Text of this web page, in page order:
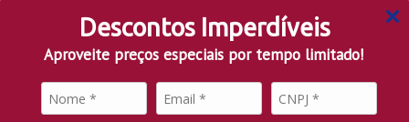
Descontos Imperdíveis
Aproveite preços especiais por tempo limitado!